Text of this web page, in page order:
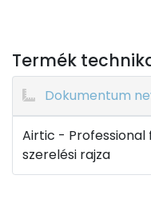
Termék
Dokumentum
Airtic - Professional
szerelési rajza